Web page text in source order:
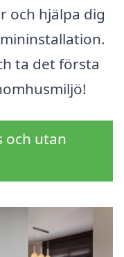
och hjälpa dig
ta det första
och utan